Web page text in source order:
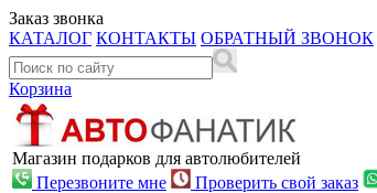
Заказ звонка
КАТАЛОГ КОНТАКТЫ ОБРАТНЫЙ ЗВОНОК
Корзина
Магазин подарков для автолюбителей
Перезвоните мне
Проверить свой заказ